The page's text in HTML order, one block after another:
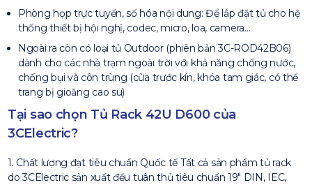
Phòng họp trực tuyến, số hóa nội dung: Để lắp đặt tủ cho hệ
thống thiết bị hội nghị, codec, micro, loa, camera…
Ngoài ra còn có loại tủ Outdoor (phiên bản 3C-ROD42B06)
dành cho các nhà trạm ngoài trời với khả năng chống nước,
chống bụi và côn trùng (cửa trước kín, khóa tam giác, có thể
trang bị gioăng cao su)
Tại sao chọn Tủ Rack 42U D600 của
3CElectric?
1. Chất lượng đạt tiêu chuẩn Quốc tế Tất cả sản phẩm tủ rack
do 3CElectric sản xuất đều tuân thủ tiêu chuẩn 19″ DIN, IEC,